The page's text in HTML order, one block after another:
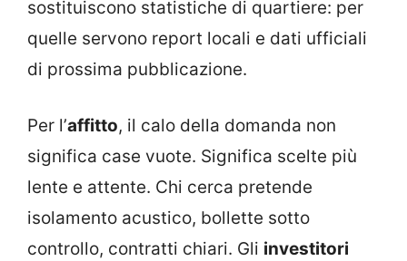
sostituiscono statistiche di quartiere: per
quelle servono report locali e dati ufficiali
di prossima pubblicazione.
Per l’affitto, il calo della domanda non
significa case vuote. Significa scelte più
lente e attente. Chi cerca pretende
isolamento acustico, bollette sotto
controllo, contratti chiari. Gli investitori